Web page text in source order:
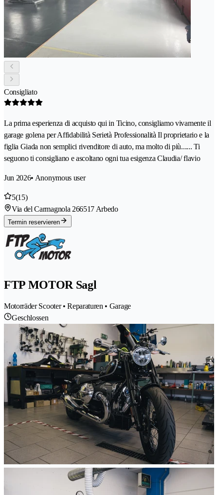
Consigliato
La prima esperienza di acquisto qui in Ticino, consigliamo vivamente il
garage golena per Affidabilità Serietà Professionalità Il proprietario e la
figlia Giada non semplici rivenditore di auto, ma molto di più...... Ti
seguono ti consigliano e ascoltano ogni tua esigenza Claudia/ flavio
Jun 2026• Anonymous user
5(15)
Via del Carmagnola 266517 Arbedo
Termin reservieren
FTP MOTOR Sagl
Motorräder Scooter • Reparaturen • Garage
Geschlossen